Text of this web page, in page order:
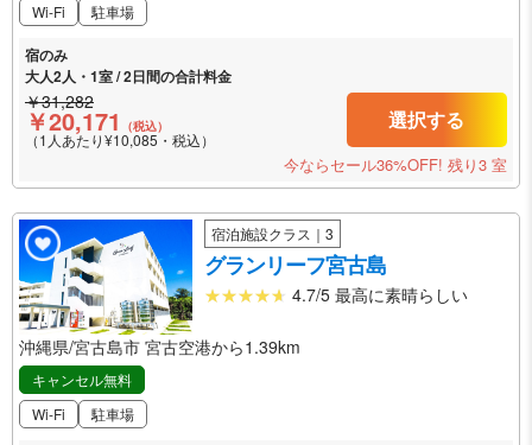
Wi-Fi 駐車場
宿のみ
大人2人・1室 / 2日間の合計料金
￥31,282
￥20,171 （税込）
（1人あたり¥10,085・税込）
選択する
今ならセール36%OFF! 残り3 室
宿泊施設クラス｜3
グランリーフ宮古島
4.7/5 最高に素晴らしい
沖縄県/宮古島市 宮古空港から1.39km
キャンセル無料
Wi-Fi
駐車場